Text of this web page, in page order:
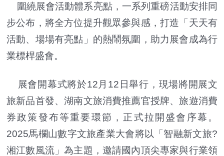
圍繞展會活動體系亮點，一系列重磅活動安排同
步公布，將全方位提升觀眾參與感，打造「天天有
活動、場場有亮點」的熱鬧氛圍，助力展會成為行
業標桿盛會。
展會開幕式將於12月12日舉行，現場將開展文
旅新品首發、湖南文旅消費推薦官授牌、旅遊消費
券政策發布等重要環節，正式拉開盛會序幕。
2025馬欄山數字文旅產業大會將以「智融新文旅?
湘江數風流」為主題，邀請國內頂尖專家與行業領